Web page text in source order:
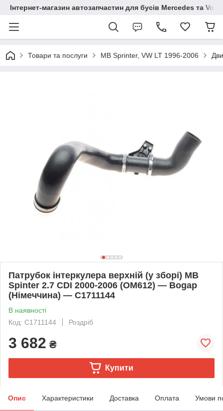
Інтернет-магазин автозапчастин для бусів Mercedes та
Товари та послуги MB Sprinter, VW LT 1996-2006
Патрубок інтеркулера верхній (у зборі) MB
Spinter 2.7 CDI 2000-2006 (OM612) — Bogap
(Німеччина) — C1711144
В наявності
Код: C1711144
Роздріб
3 682 ₴
Купити
Опис Характеристики Доставка Оплата Умови